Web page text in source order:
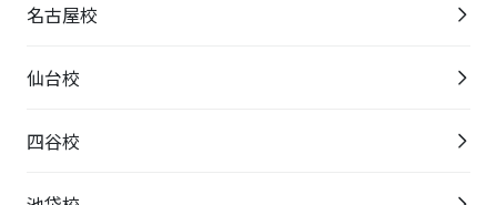
名古屋校
仙台校
四谷校